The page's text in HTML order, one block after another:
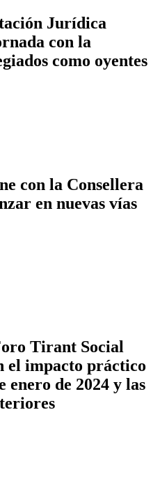
Jurídica
con la
como oyentes
con la Consellera
en nuevas vías
Tirant Social
el impacto práctico
enero de 2024 y las